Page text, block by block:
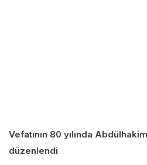
Vefatının 80 yılında
düzenlendi